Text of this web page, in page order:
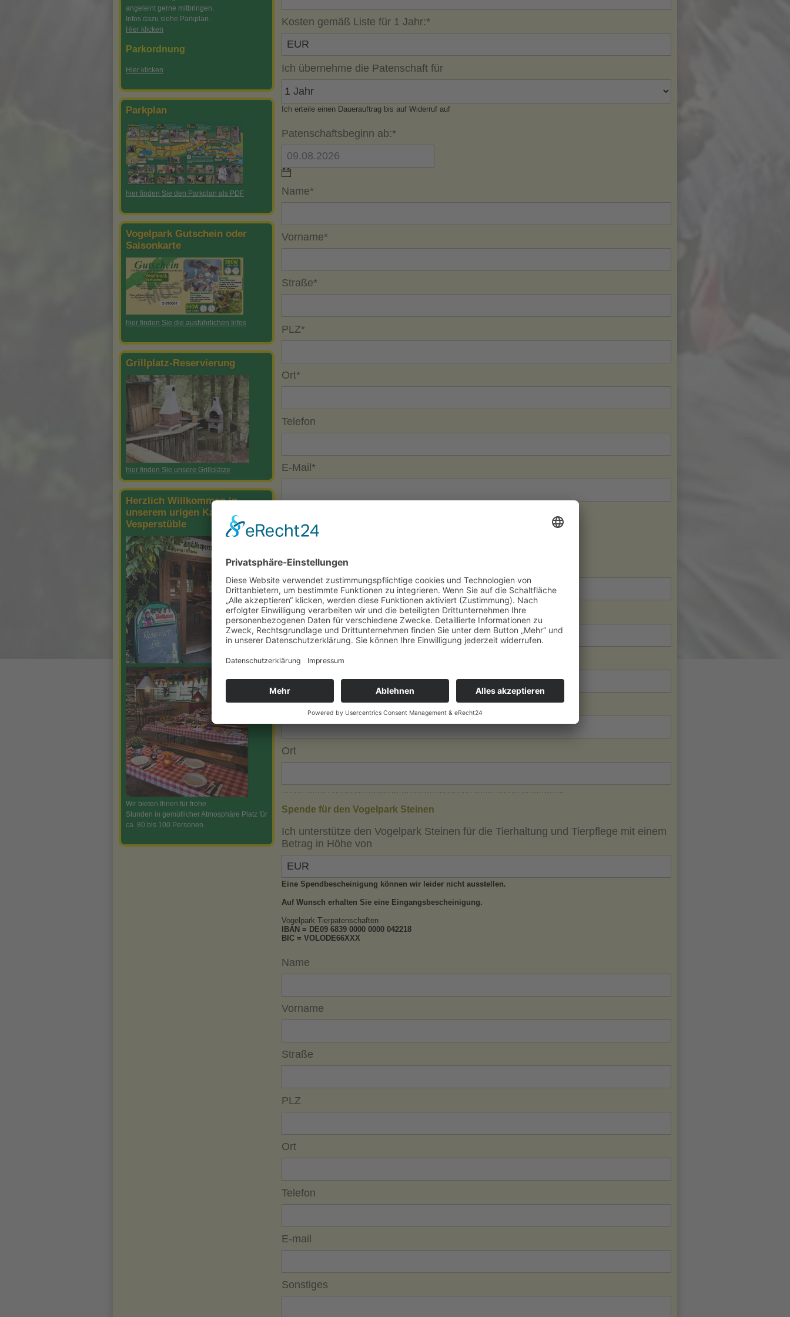
Kosten gemäß Liste für 1 Jahr:*
Ich übernehme die Patenschaft für
Ich erteile einen Dauerauftrag bis auf Widerruf auf
Patenschaftsbeginn ab:*
Name*
Vorname*
Straße*
PLZ*
Ort*
Telefon
E-Mail*
…………………………………………………………………………………………………
Name
Vorname
Straße
PLZ
Ort
…………………………………………………………………………………………………
Spende für den Vogelpark Steinen
Ich unterstütze den Vogelpark Steinen für die Tierhaltung und Tierpflege mit einem
Betrag in Höhe von
Eine Spendbescheinigung können wir leider nicht ausstellen.
Auf Wunsch erhalten Sie eine Eingangsbescheinigung.
Vogelpark Tierpatenschaften
IBAN = DE09 6839 0000 0000 042218
BIC = VOLODE66XXX
Name
Vorname
Straße
PLZ
Ort
Telefon
E-mail
Sonstiges
angeleint gerne mitbringen.
Infos dazu siehe Parkplan.
Hier klicken
Parkordnung
Hier klicken
Parkplan
hier finden Sie den Parkplan als PDF
Vogelpark Gutschein oder
Saisonkarte
hier finden Sie die ausführlichen Infos
Grillplatz-Reservierung
hier finden Sie unsere Grillplätze
Herzlich Willkommen in
unserem urigen Kaffee-
Vesperstüble
Wir bieten Ihnen für frohe
Stunden in gemütlicher Atmosphäre Platz für
ca. 80 bis 100 Personen.